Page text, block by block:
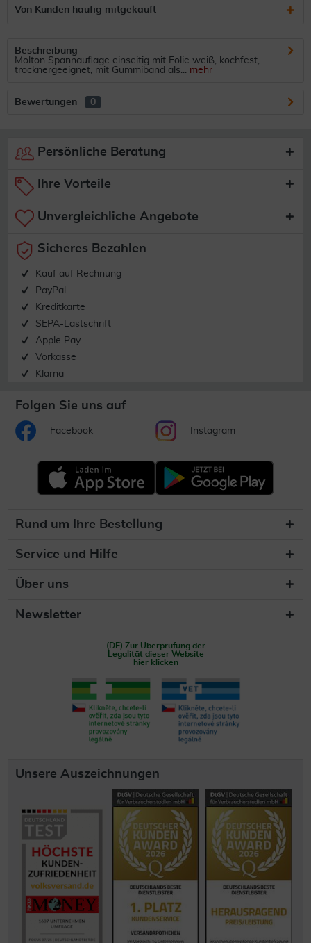
Von Kunden häufig mitgekauft
Beschreibung
Molton Spannauflage einseitig mit Folie weiß, kochfest,
trocknergeeignet, mit Gummiband als... mehr
Bewertungen 0
Persönliche Beratung
Ihre Vorteile
Unvergleichliche Angebote
Sicheres Bezahlen
Kauf auf Rechnung
PayPal
Kreditkarte
SEPA-Lastschrift
Apple Pay
Vorkasse
Klarna
Folgen Sie uns auf
Facebook Instagram
Rund um Ihre Bestellung
Service und Hilfe
Über uns
Newsletter
(DE) Zur Überprüfung der
Legalität dieser Website
hier klicken
Unsere Auszeichnungen